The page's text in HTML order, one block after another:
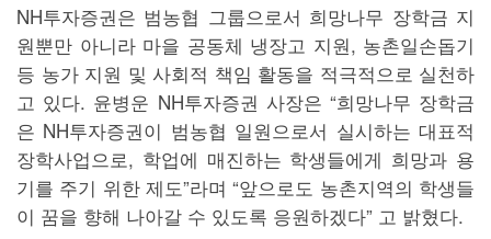
NH투자증권은 범농협 그룹으로서 희망나무 장학금 지
원뿐만 아니라 마을 공동체 냉장고 지원, 농촌일손돕기
등 농가 지원 및 사회적 책임 활동을 적극적으로 실천하
고 있다. 윤병운 NH투자증권 사장은 “희망나무 장학금
은 NH투자증권이 범농협 일원으로서 실시하는 대표적
장학사업으로, 학업에 매진하는 학생들에게 희망과 용
기를 주기 위한 제도”라며 “앞으로도 농촌지역의 학생들
이 꿈을 향해 나아갈 수 있도록 응원하겠다” 고 밝혔다.